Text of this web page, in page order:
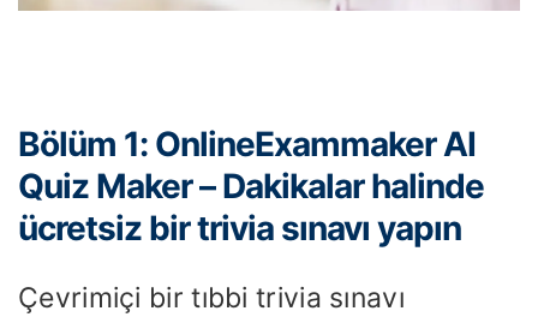
Bölüm 1: OnlineExammaker AI
Quiz Maker – Dakikalar halinde
ücretsiz bir trivia sınavı yapın
Çevrimiçi bir tıbbi trivia sınavı